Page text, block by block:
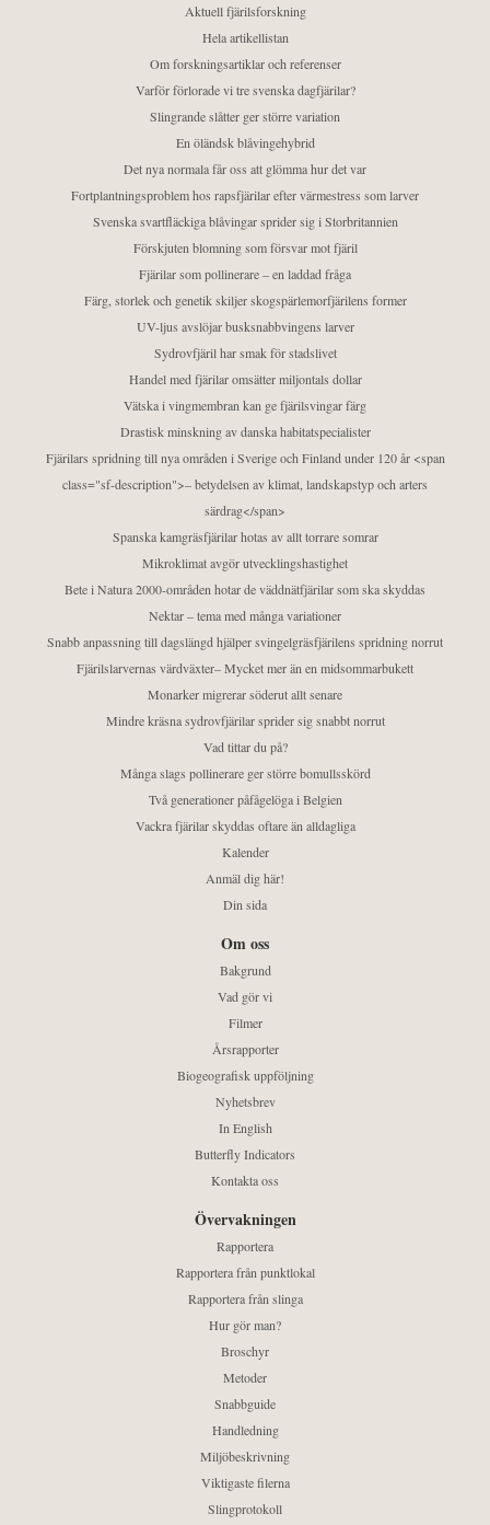
Aktuell fjärilsforskning
Hela artikellistan
Om forskningsartiklar och referenser
Varför förlorade vi tre svenska dagfjärilar?
Slingrande slåtter ger större variation
En öländsk blåvingehybrid
Det nya normala får oss att glömma hur det var
Fortplantningsproblem hos rapsfjärilar efter värmestress som larver
Svenska svartfläckiga blåvingar sprider sig i Storbritannien
Förskjuten blomning som försvar mot fjäril
Fjärilar som pollinerare – en laddad fråga
Färg, storlek och genetik skiljer skogspärlemorfjärilens former
UV-ljus avslöjar busksnabbvingens larver
Sydrovfjäril har smak för stadslivet
Handel med fjärilar omsätter miljontals dollar
Vätska i vingmembran kan ge fjärilsvingar färg
Drastisk minskning av danska habitatspecialister
Fjärilars spridning till nya områden i Sverige och Finland under 120 år <span
class="sf-description">– betydelsen av klimat, landskapstyp och arters
särdrag</span>
Spanska kamgräsfjärilar hotas av allt torrare somrar
Mikroklimat avgör utvecklingshastighet
Bete i Natura 2000-områden hotar de väddnätfjärilar som ska skyddas
Nektar – tema med många variationer
Snabb anpassning till dagslängd hjälper svingelgräsfjärilens spridning norrut
Fjärilslarvernas värdväxter– Mycket mer än en midsommarbukett
Monarker migrerar söderut allt senare
Mindre kräsna sydrovfjärilar sprider sig snabbt norrut
Vad tittar du på?
Många slags pollinerare ger större bomullsskörd
Två generationer påfågelöga i Belgien
Vackra fjärilar skyddas oftare än alldagliga
Kalender
Anmäl dig här!
Din sida
Om oss
Bakgrund
Vad gör vi
Filmer
Årsrapporter
Biogeografisk uppföljning
Nyhetsbrev
In English
Butterfly Indicators
Kontakta oss
Övervakningen
Rapportera
Rapportera från punktlokal
Rapportera från slinga
Hur gör man?
Broschyr
Metoder
Snabbguide
Handledning
Miljöbeskrivning
Viktigaste filerna
Slingprotokoll